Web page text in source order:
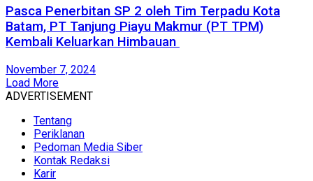
Pasca Penerbitan SP 2 oleh Tim Terpadu Kota
Batam, PT Tanjung Piayu Makmur (PT TPM)
Kembali Keluarkan Himbauan
November 7, 2024
Load More
ADVERTISEMENT
Tentang
Periklanan
Pedoman Media Siber
Kontak Redaksi
Karir